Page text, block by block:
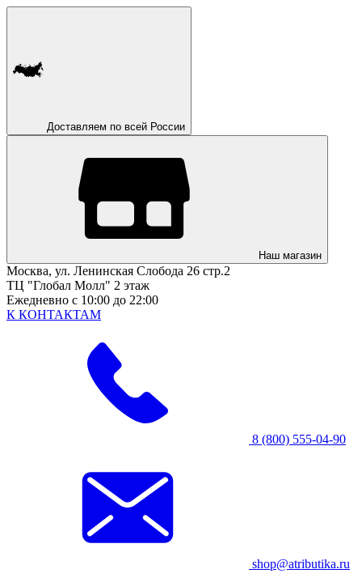
Доставляем по всей России
Наш магазин
Москва, ул. Ленинская Слобода 26 стр.2
ТЦ "Глобал Молл" 2 этаж
Ежедневно с 10:00 до 22:00
К КОНТАКТАМ
8 (800) 555-04-90
shop@atributika.ru